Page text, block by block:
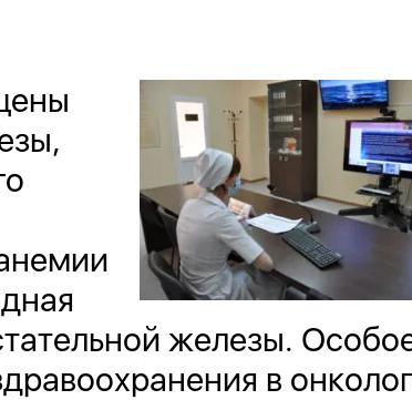
железы.
в